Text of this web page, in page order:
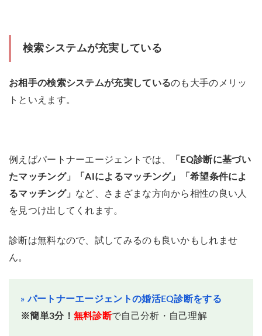
検索システムが充実している
お相手の検索システムが充実しているのも大手のメリッ
トといえます。
例えばパートナーエージェントでは、
「EQ診断に基づい
たマッチング」「AIによるマッチング」「希望条件によ
るマッチング」 など、さまざまな方向から相性の良い人
を見つけ出してくれます。
診断は無料なので、試してみるのも良いかもしれませ
ん。
» パートナーエージェントの婚活EQ診断をする
※簡単3分！ 無料診断で自己分析・自己理解